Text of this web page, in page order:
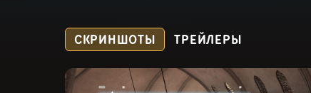
СКРИНШОТЫ ТРЕЙЛЕРЫ